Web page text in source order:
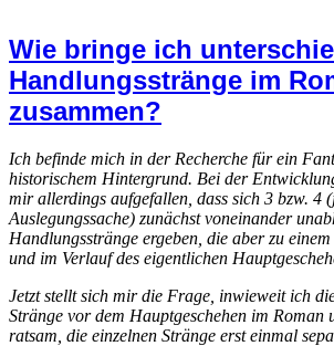
Wie bringe ich
Handlungsstränge im
zusammen?
Ich befinde mich in der Recherche für ein
historischem Hintergrund. Bei der
mir allerdings aufgefallen, dass sich 3 bzw. 4
Auslegungssache) zunächst voneinander
Handlungsstränge ergeben, die aber zu
und im Verlauf des eigentlichen
Jetzt stellt sich mir die Frage, inwieweit ich
Stränge vor dem Hauptgeschehen im Roman
ratsam, die einzelnen Stränge erst einmal